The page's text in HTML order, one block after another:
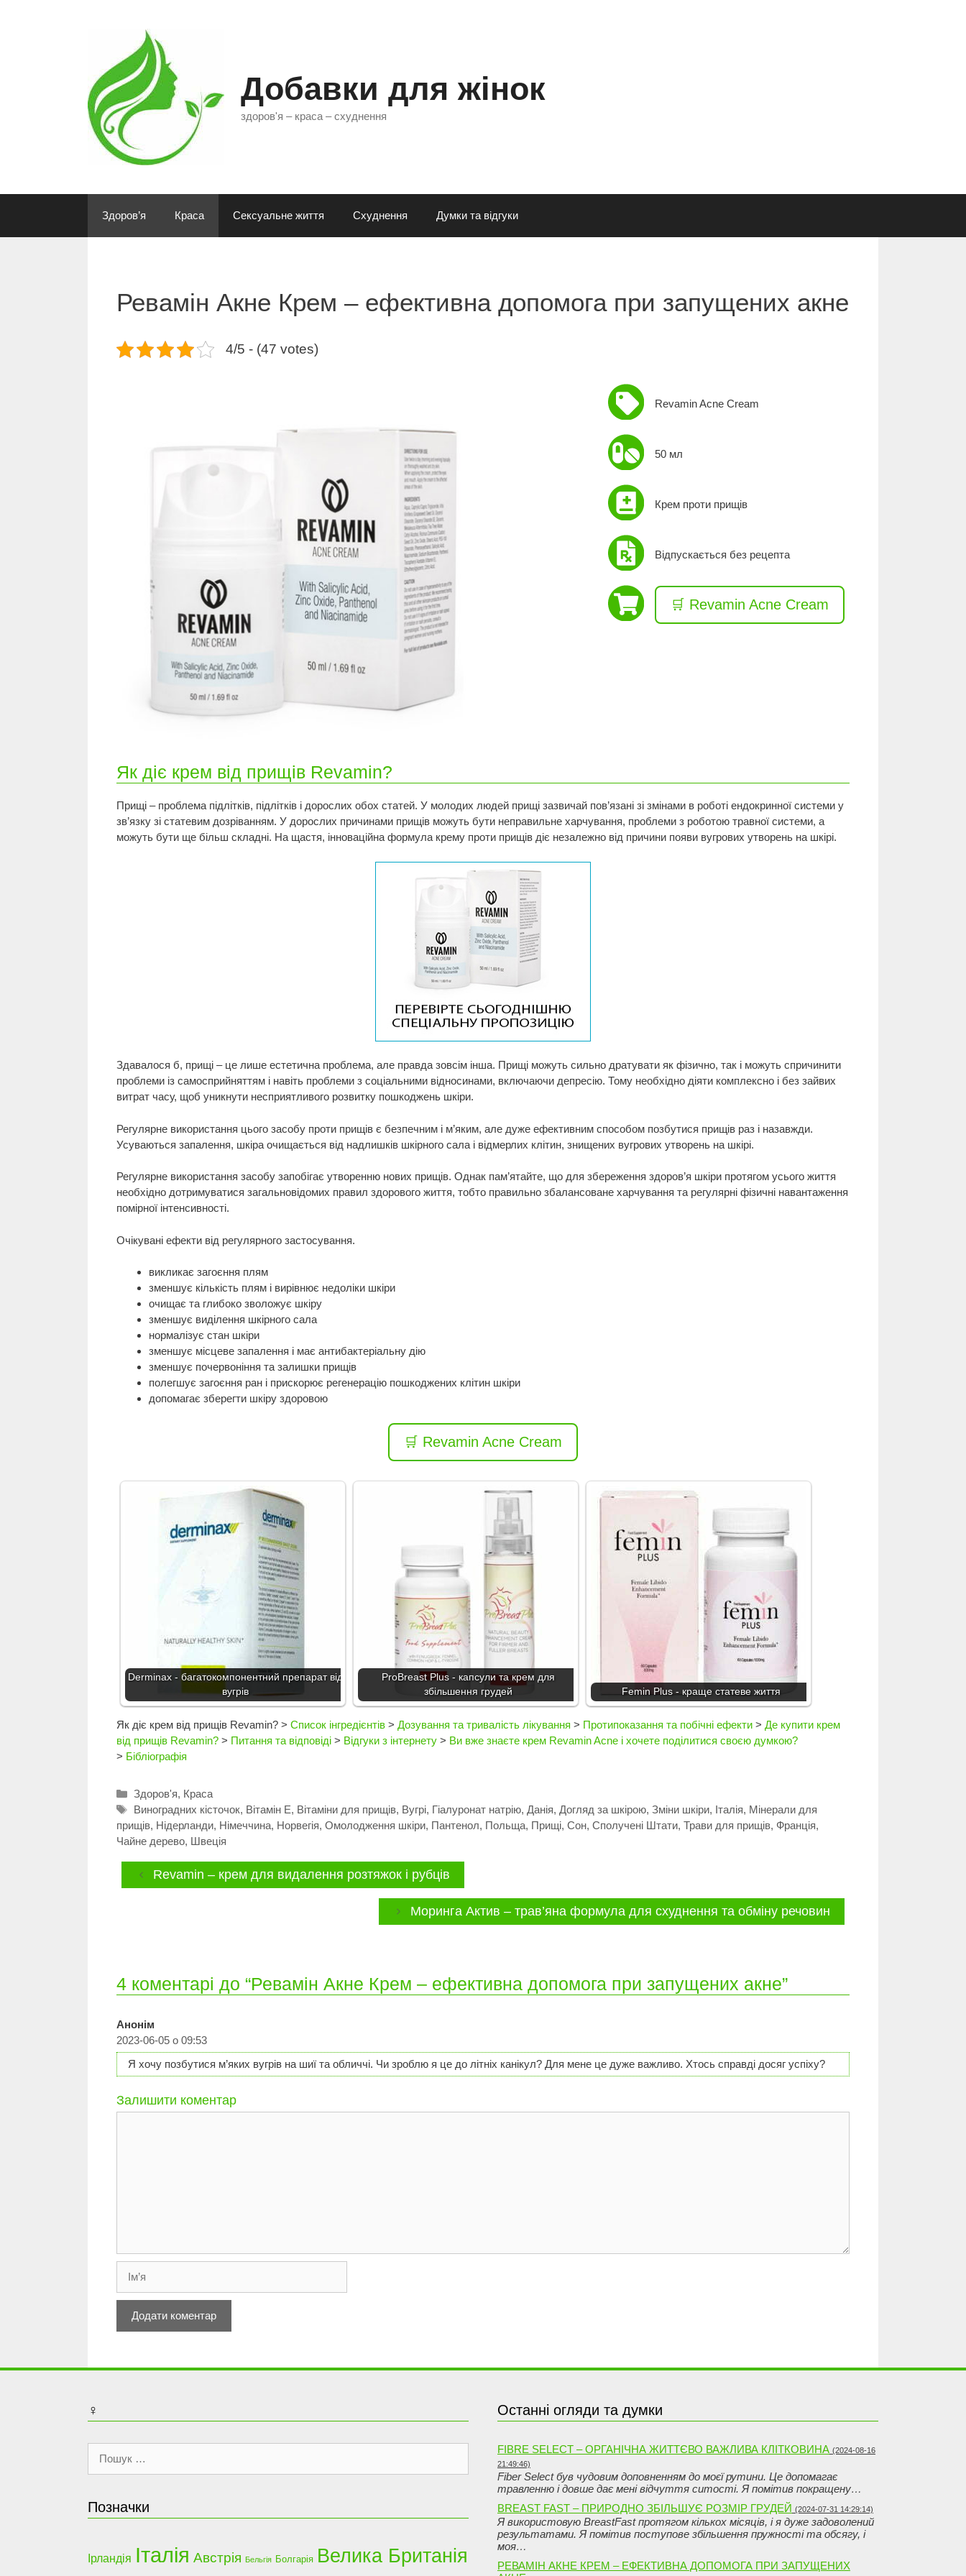
Добавки для жінок
здоров'я – краса – схуднення
Здоров’я Краса Сексуальне життя Схуднення Думки та відгуки
Ревамін Акне Крем – ефективна допомога при запущених акне
4/5 - (47 votes)
Revamin Acne Cream
50 мл
Крем проти прищів
Відпускається без рецепта
🛒 Revamin Acne Cream
Як діє крем від прищів Revamin?
Прищі – проблема підлітків, підлітків і дорослих обох статей. У молодих людей прищі зазвичай пов’язані зі змінами в роботі ендокринної системи у
зв’язку зі статевим дозріванням. У дорослих причинами прищів можуть бути неправильне харчування, проблеми з роботою травної системи, а
можуть бути ще більш складні. На щастя, інноваційна формула крему проти прищів діє незалежно від причини появи вугрових утворень на шкірі.
Здавалося б, прищі – це лише естетична проблема, але правда зовсім інша. Прищі можуть сильно дратувати як фізично, так і можуть спричинити
проблеми із самосприйняттям і навіть проблеми з соціальними відносинами, включаючи депресію. Тому необхідно діяти комплексно і без зайвих
витрат часу, щоб уникнути несприятливого розвитку пошкоджень шкіри.
Регулярне використання цього засобу проти прищів є безпечним і м’яким, але дуже ефективним способом позбутися прищів раз і назавжди.
Усуваються запалення, шкіра очищається від надлишків шкірного сала і відмерлих клітин, знищених вугрових утворень на шкірі.
Регулярне використання засобу запобігає утворенню нових прищів. Однак пам’ятайте, що для збереження здоров’я шкіри протягом усього життя
необхідно дотримуватися загальновідомих правил здорового життя, тобто правильно збалансоване харчування та регулярні фізичні навантаження
помірної інтенсивності.
Очікувані ефекти від регулярного застосування.
викликає загоєння плям
зменшує кількість плям і вирівнює недоліки шкіри
очищає та глибоко зволожує шкіру
зменшує виділення шкірного сала
нормалізує стан шкіри
зменшує місцеве запалення і має антибактеріальну дію
зменшує почервоніння та залишки прищів
полегшує загоєння ран і прискорює регенерацію пошкоджених клітин шкіри
допомагає зберегти шкіру здоровою
🛒 Revamin Acne Cream
Derminax - багатокомпонентний препарат від
вугрів
ProBreast Plus - капсули та крем для
збільшення грудей
Femin Plus - краще статеве життя
Як діє крем від прищів Revamin? > Список інгредієнтів > Дозування та тривалість лікування > Протипоказання та побічні ефекти > Де купити крем
від прищів Revamin? > Питання та відповіді > Відгуки з інтернету > Ви вже знаєте крем Revamin Acne і хочете поділитися своєю думкою?
> Бібліографія
Категорії
Здоров'я, Краса
Позначки
Виноградних кісточок, Вітамін Е, Вітаміни для прищів, Вугрі, Гіалуронат натрію, Данія, Догляд за шкірою, Зміни шкіри, Італія, Мінерали для
прищів, Нідерланди, Німеччина, Норвегія, Омолодження шкіри, Пантенол, Польща, Прищі, Сон, Сполучені Штати, Трави для прищів, Франція,
Чайне дерево, Швеція
Revamin – крем для видалення розтяжок і рубців
Моринга Актив – трав’яна формула для схуднення та обміну речовин
4 коментарі до “Ревамін Акне Крем – ефективна допомога при запущених акне”
Анонім
2023-06-05 о 09:53
Я хочу позбутися м’яких вугрів на шиї та обличчі. Чи зроблю я це до літніх канікул? Для мене це дуже важливо. Хтось справді досяг успіху?
Залишити коментар
♀
Позначки
Ірландія Італія Австрія Бельгія Болгарія Велика Британія
Останні огляди та думки
FIBRE SELECT – ОРГАНІЧНА ЖИТТЄВО ВАЖЛИВА КЛІТКОВИНА (2024-08-16
21:49:46)
Fiber Select був чудовим доповненням до моєї рутини. Це допомагає
травленню і довше дає мені відчуття ситості. Я помітив покращену…
BREAST FAST – ПРИРОДНО ЗБІЛЬШУЄ РОЗМІР ГРУДЕЙ (2024-07-31 14:29:14)
Я використовую BreastFast протягом кількох місяців, і я дуже задоволений
результатами. Я помітив поступове збільшення пружності та обсягу, і
моя…
РЕВАМІН АКНЕ КРЕМ – ЕФЕКТИВНА ДОПОМОГА ПРИ ЗАПУЩЕНИХ